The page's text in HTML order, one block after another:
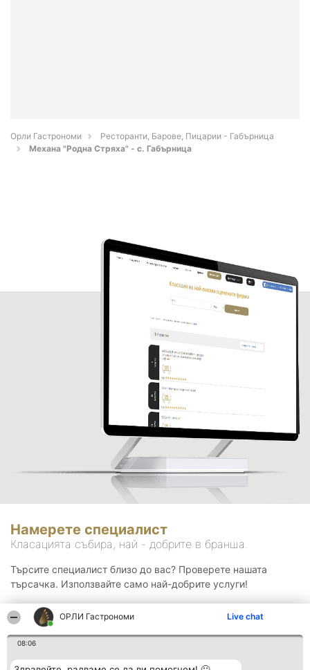
ОРЛИ Гастрономи Live chat
08:06
Орли Гастрономи
Ресторанти, Барове, Пицарии - Габърница
Механа "Родна Стряха" - с. Габърница
Намерете специалист
Класацията събира, най - добрите в бранша.
Търсите специалист близо до вас? Проверете нашата
търсачка. Използвайте само най-добрите услуги!